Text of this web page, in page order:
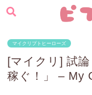
マイクリプトヒーローズ
[マイクリ] 試
稼ぐ！」 – My